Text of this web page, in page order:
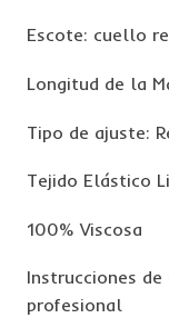
Escote: cuello
Longitud de la
Tipo de ajuste:
Tejido Elástico
100% Viscosa
Instrucciones
profesional